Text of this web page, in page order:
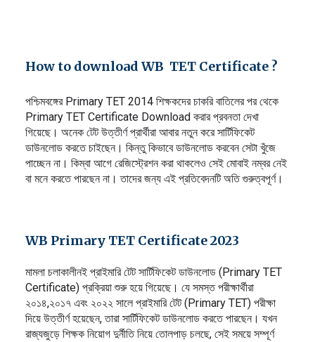
How to download WB TET Certificate ?
পশ্চিমবঙ্গের Primary TET 2014 শিক্ষকদের চাকরি বাতিলের পর থেকে
Primary TET Certificate Download করার প্রবনতা দেখা
গিয়েছে। অনেক টেট উত্তীর্ণ প্রার্থীরা আবার নতুন করে সার্টিফিকেট
ডাউনলোড করতে চাইছেন। কিন্তু কিভাবে ডাউনলোড করবেন সেটা খুঁজে
পাচ্ছেন না। কিম্বা আগে রেজিস্ট্রেশন করা থাকলেও সেই মোবাই নম্বর নেই
বা মনে করতে পারছেন না। তাদের জন্য এই প্রতিবেদনটি অতি গুরুত্বপূর্ণ।
WB Primary TET Certificate 2023
মামলা চলাকালীনই প্রাইমারি টেট সার্টিফিকেট ডাউনলোড (Primary TET
Certificate) প্রক্রিয়া শুরু হয়ে গিয়েছে। যে সমস্ত পরীক্ষার্থীরা
২০১৪,২০১৭ এবং ২০২২ সালে প্রাইমারি টেট (Primary TET) পরীক্ষা
দিয়ে উত্তীর্ণ হয়েছেন, তারা সার্টিফিকেট ডাউনলোড করতে পারছেন। যখন
রাজ্যজুড়ে শিক্ষক নিয়োগ দুর্নীতি নিয়ে তোলপাড় চলছে, সেই সময়ে সম্পূর্ণ